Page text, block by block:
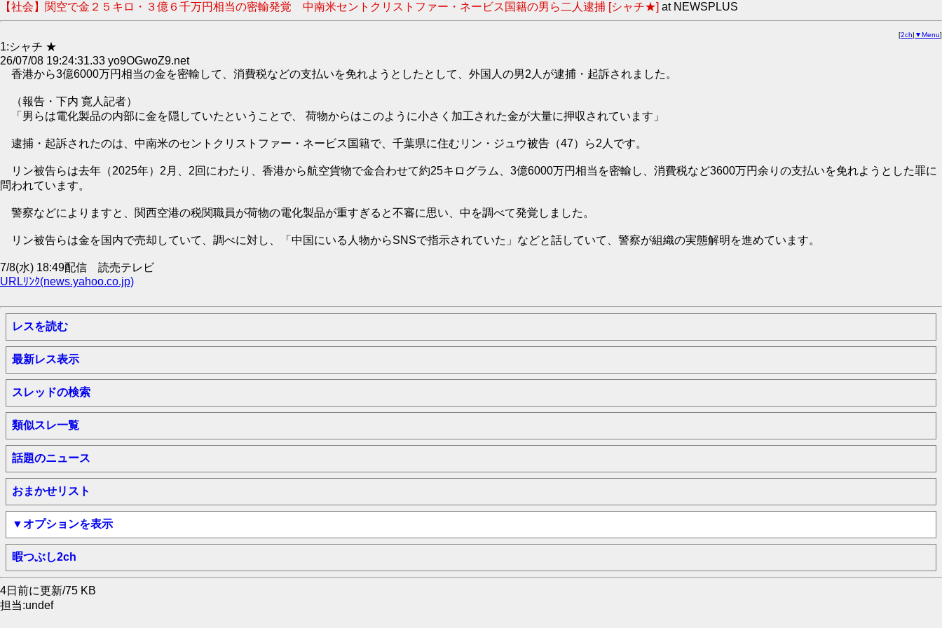
【社会】関空で金２５キロ・３億６千万円相当の密輸発覚 中南米セントクリストファー・ネービス国籍の男ら二人逮捕 [シャチ★] at NEWSPLUS
[2ch| ▼Menu]
1:シャチ ★
26/07/08 19:24:31.33 yo9OGwoZ9.net
香港から3億6000万円相当の金を密輸して、消費税などの支払いを免れようとしたとして、外国人の男2人が逮捕・起訴されました。
（報告・下内 寛人記者）
「男らは電化製品の内部に金を隠していたということで、 荷物からはこのように小さく加工された金が大量に押収されています」
逮捕・起訴されたのは、中南米のセントクリストファー・ネービス国籍で、千葉県に住むリン・ジュウ被告（47）ら2人です。
リン被告らは去年（2025年）2月、2回にわたり、香港から航空貨物で金合わせて約25キログラム、3億6000万円相当を密輸し、消費税など3600万円余りの支払いを免れようとした罪に
問われています。
警察などによりますと、関西空港の税関職員が荷物の電化製品が重すぎると不審に思い、中を調べて発覚しました。
リン被告らは金を国内で売却していて、調べに対し、「中国にいる人物からSNSで指示されていた」などと話していて、警察が組織の実態解明を進めています。
7/8(水) 18:49配信 読売テレビ
URLﾘﾝｸ(news.yahoo.co.jp)
レスを読む
最新レス表示
スレッドの検索
類似スレ一覧
話題のニュース
おまかせリスト
▼オプションを表示
暇つぶし2ch
4日前に更新/75 KB
担当:undef